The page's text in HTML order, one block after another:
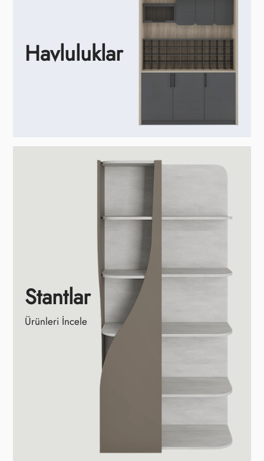
Havluluklar
Stantlar
Ürünleri İncele